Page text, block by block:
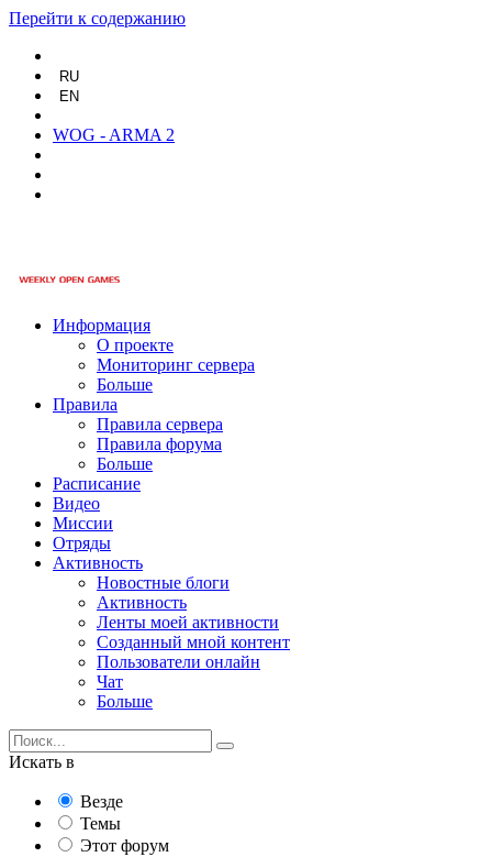
Перейти к содержанию
RU
EN
WOG - ARMA 2
Информация
О проекте
Мониторинг сервера
Больше
Правила
Правила сервера
Правила форума
Больше
Расписание
Видео
Миссии
Отряды
Активность
Новостные блоги
Активность
Ленты моей активности
Созданный мной контент
Пользователи онлайн
Чат
Больше
Искать в
Везде
Темы
Этот форум